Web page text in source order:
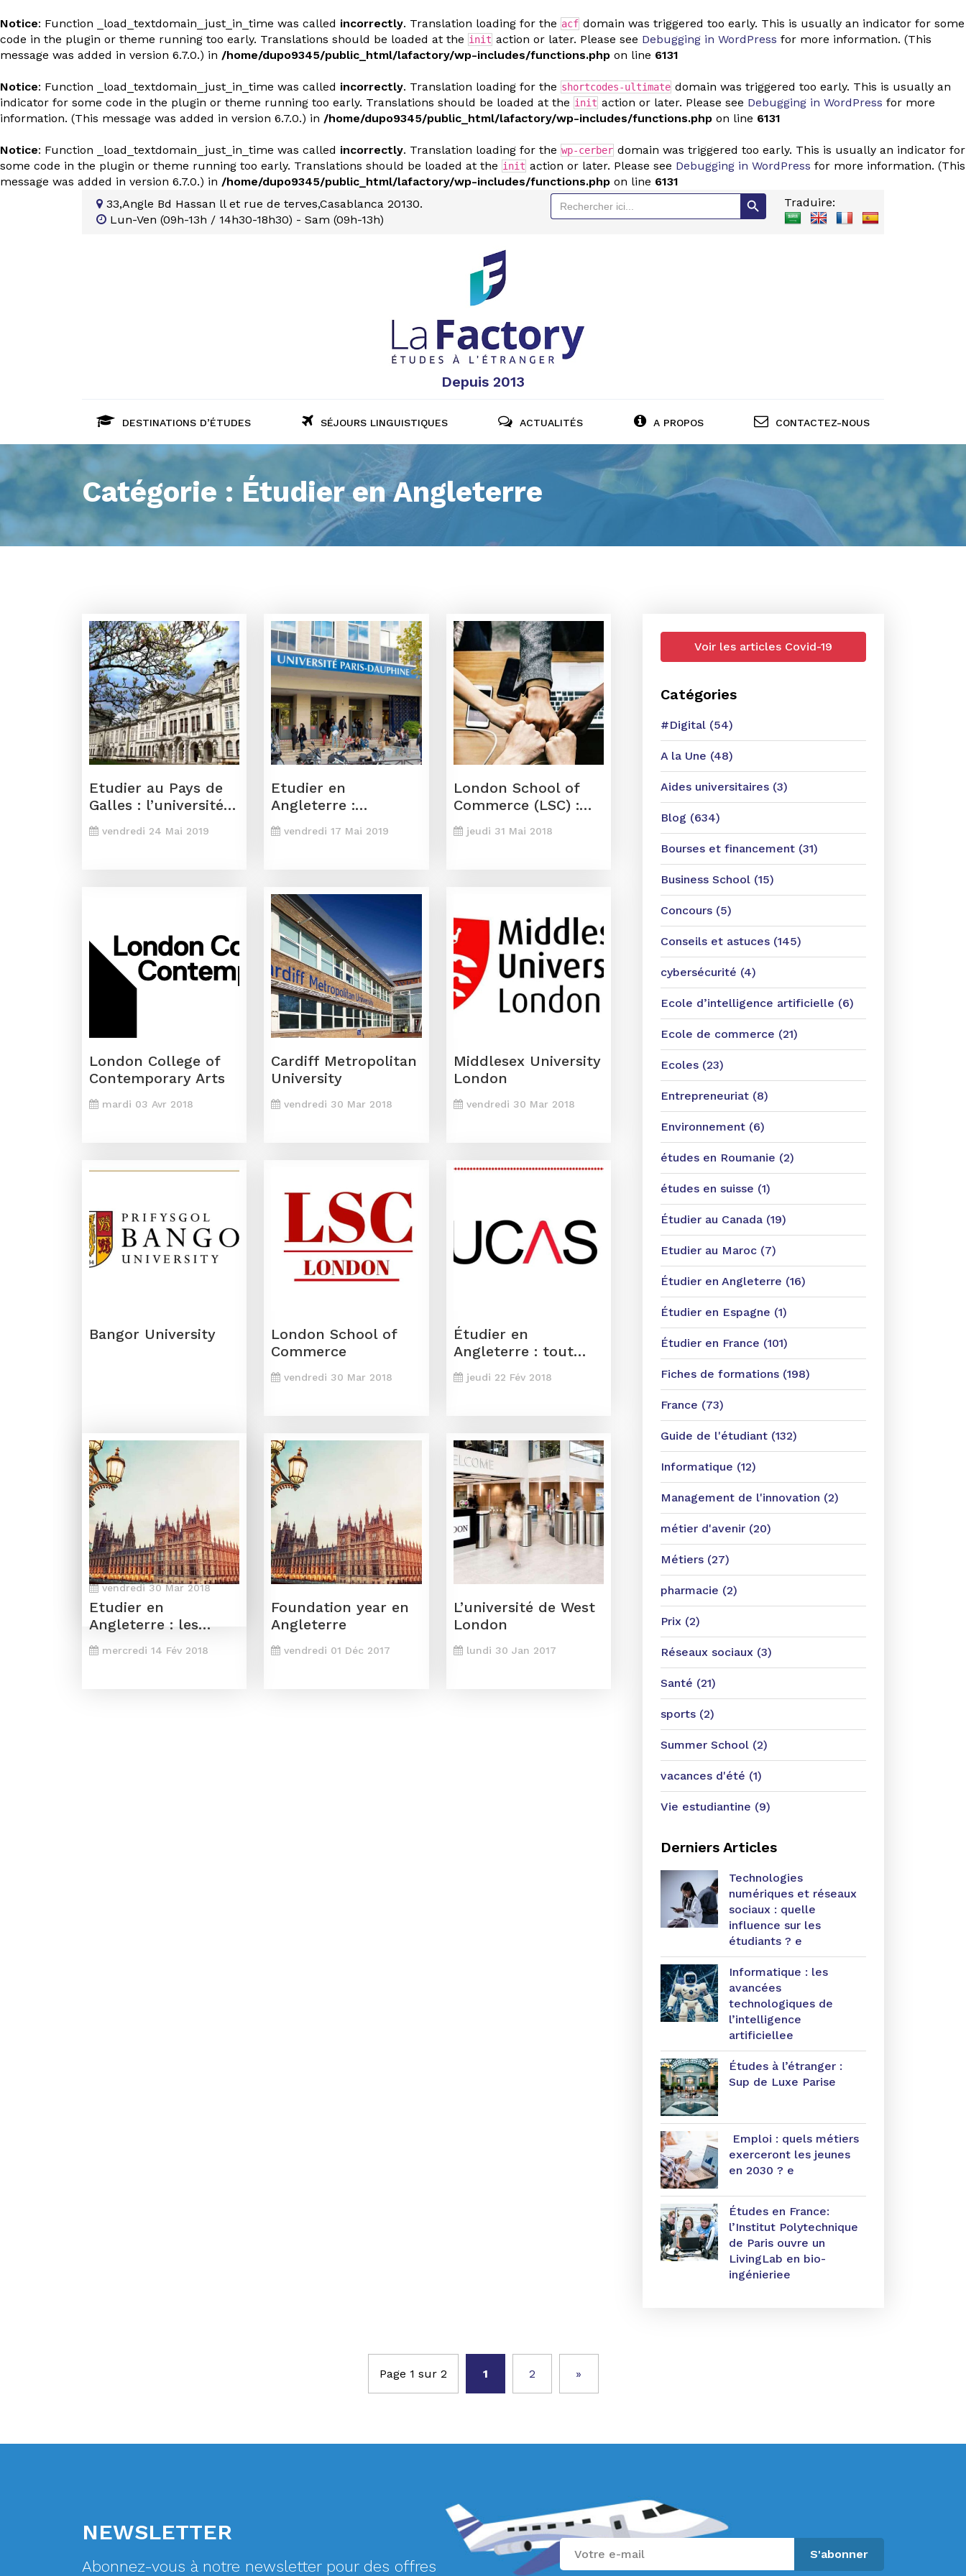
Notice: Function _load_textdomain_just_in_time was called incorrectly. Translation loading for the acf domain was triggered too early. This is usually an indicator for some
code in the plugin or theme running too early. Translations should be loaded at the init action or later. Please see Debugging in WordPress for more information. (This
message was added in version 6.7.0.) in /home/dupo9345/public_html/lafactory/wp-includes/functions.php on line 6131
Notice: Function _load_textdomain_just_in_time was called incorrectly. Translation loading for the shortcodes-ultimate domain was triggered too early. This is usually an
indicator for some code in the plugin or theme running too early. Translations should be loaded at the init action or later. Please see Debugging in WordPress for more
information. (This message was added in version 6.7.0.) in /home/dupo9345/public_html/lafactory/wp-includes/functions.php on line 6131
Notice: Function _load_textdomain_just_in_time was called incorrectly. Translation loading for the wp-cerber domain was triggered too early. This is usually an indicator for
some code in the plugin or theme running too early. Translations should be loaded at the init action or later. Please see Debugging in WordPress for more information. (This
message was added in version 6.7.0.) in /home/dupo9345/public_html/lafactory/wp-includes/functions.php on line 6131
33,Angle Bd Hassan ll et rue de terves,Casablanca 20130.
Lun-Ven (09h-13h / 14h30-18h30) - Sam (09h-13h)
Search
for:
Search Button
Depuis 2013
DESTINATIONS D’ÉTUDES SÉJOURS LINGUISTIQUES ACTUALITÉS A PROPOS CONTACTEZ-NOUS
Catégorie : Étudier en Angleterre
Etudier au Pays de
Galles : l’université
de Cardiff
vendredi 24 Mai 2019
Etudier en
Angleterre :
l’université Paris-
Dauphine Campus
vendredi 17 Mai 2019
London School of
Commerce (LSC) :
les formations à
Malte et en Malaisie
jeudi 31 Mai 2018
London College of
Contemporary Arts
mardi 03 Avr 2018
Cardiff Metropolitan
University
vendredi 30 Mar 2018
Middlesex University
London
vendredi 30 Mar 2018
Bangor University
vendredi 30 Mar 2018
London School of
Commerce
vendredi 30 Mar 2018
Étudier en
Angleterre : tout
savoir sur la
procédure UCAS
jeudi 22 Fév 2018
Etudier en
Angleterre : les
options de
formation pour un
mercredi 14 Fév 2018
Foundation year en
Angleterre
vendredi 01 Déc 2017
L’université de West
London
lundi 30 Jan 2017
Voir les articles Covid-19
Catégories
#Digital (54)
A la Une (48)
Aides universitaires (3)
Blog (634)
Bourses et financement (31)
Business School (15)
Concours (5)
Conseils et astuces (145)
cybersécurité (4)
Ecole d’intelligence artificielle (6)
Ecole de commerce (21)
Ecoles (23)
Entrepreneuriat (8)
Environnement (6)
études en Roumanie (2)
études en suisse (1)
Étudier au Canada (19)
Etudier au Maroc (7)
Étudier en Angleterre (16)
Étudier en Espagne (1)
Étudier en France (101)
Fiches de formations (198)
France (73)
Guide de l'étudiant (132)
Informatique (12)
Management de l'innovation (2)
métier d'avenir (20)
Métiers (27)
pharmacie (2)
Prix (2)
Réseaux sociaux (3)
Santé (21)
sports (2)
Summer School (2)
vacances d'été (1)
Vie estudiantine (9)
Derniers Articles
Technologies
numériques et réseaux
sociaux : quelle
influence sur les
étudiants ? e
Informatique : les
avancées
technologiques de
l’intelligence
artificiellee
Études à l’étranger :
Sup de Luxe Parise
Emploi : quels métiers
exerceront les jeunes
en 2030 ? e
Études en France:
l’Institut Polytechnique
de Paris ouvre un
LivingLab en bio-
ingénieriee
Page 1 sur 2 1 2 »
NEWSLETTER
Abonnez-vous à notre newsletter pour des offres
S'abonner